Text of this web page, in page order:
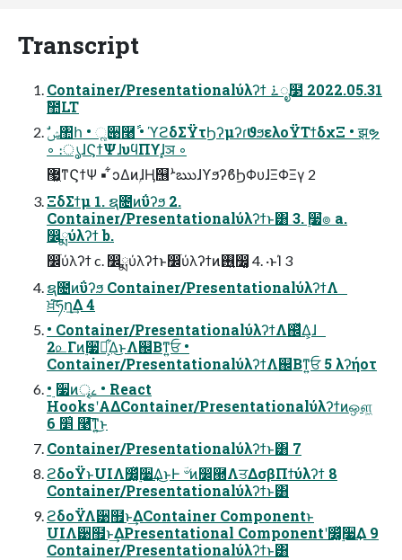
Transcript
Container/Presentationalύλʔϯ ࠶ೖ໳ 2022.05.31
ࣾ಺LT
◦ ։ൃɺϚϯΨɺυϥΠϒɺ͓ञ ◦
޷͖ͳϚϯΨ ▪ ͋ͻΔͷۭɺӉ஦ܑఋɺϒϧʔϐϦΦυɺΞΦΞγ 2
ΞδΣϯμ 1. ຊ೔ͷΰʔϧ 2.
Container/Presentationalύλʔϯͱ͸ 3. ࣮૷ํ๏ a.
෼ྨύλʔϯ b.
෼ׂύλʔϯ c. ෼ྨύλʔϯͱ෼ׂύλʔϯͷ࢖͍෼͚ 4. ·ͱΊ 3
ຊ೔ͷΰʔϧ Container/PresentationalύλʔϯΛ
ਖ਼͘͠ཧղ͢Δ 4
• Container/PresentationalύλʔϯΛ஌ͬͯΔ͕ɺ
2௨Γͷ࣮૷ํ๏͕͋Δ͜ͱΛ஌Βͳ͍ਓ •
Container/PresentationalύλʔϯΛ஌Βͳ͍ਓ 5 λʔήοτ
• ࣮૷ͷৄࡉ • React
HooksʹΑΔContainer/Presentationalύλʔϯͷஔ͖
׵͑ 6 ࿩͞ͳ͍͜ͱ
Container/Presentationalύλʔϯͱ͸ 7
ϩδοΫͱUIΛ෼͚࣮ͯ૷͢Δ͜ͱͰ ؔ৺ͷ෼཭ΛਤΔσβΠϯύλʔϯ 8
Container/Presentationalύλʔϯͱ͸
ϩδοΫΛ੹຿ͱ͢ΔContainer Componentͱ
UIΛ੹຿ͱ͢ΔPresentational Componentʹ෼͚࣮ͯ૷͢Δ 9
Container/Presentationalύλʔϯͱ͸